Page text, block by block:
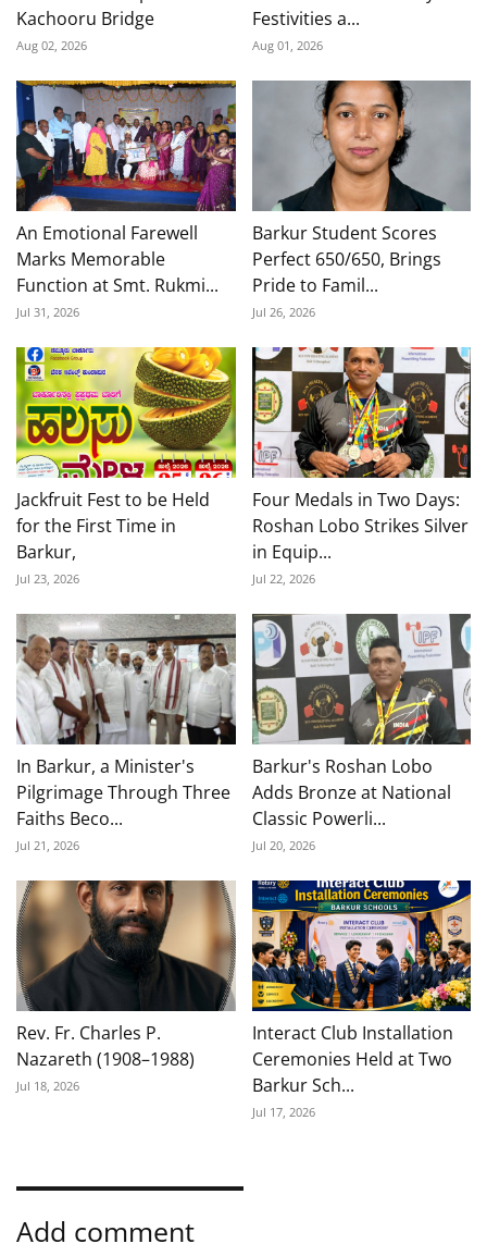
Kachooru Bridge
Aug 02, 2026
Festivities a...
Aug 01, 2026
An Emotional Farewell
Marks Memorable
Function at Smt. Rukmi...
Jul 31, 2026
Barkur Student Scores
Perfect 650/650, Brings
Pride to Famil...
Jul 26, 2026
Jackfruit Fest to be Held
for the First Time in
Barkur,
Jul 23, 2026
Four Medals in Two Days:
Roshan Lobo Strikes Silver
in Equip...
Jul 22, 2026
In Barkur, a Minister's
Pilgrimage Through Three
Faiths Beco...
Jul 21, 2026
Barkur's Roshan Lobo
Adds Bronze at National
Classic Powerli...
Jul 20, 2026
Rev. Fr. Charles P.
Nazareth (1908–1988)
Jul 18, 2026
Interact Club Installation
Ceremonies Held at Two
Barkur Sch...
Jul 17, 2026
Add comment